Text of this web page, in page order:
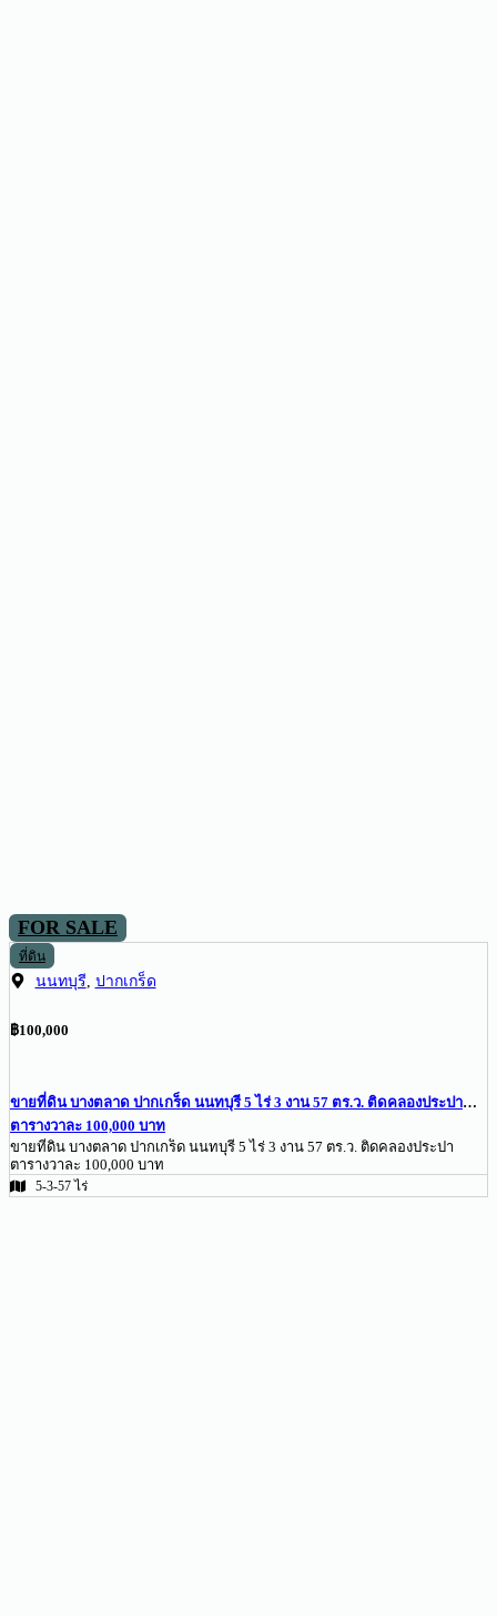
FOR SALE
ที่ดิน
นนทบุรี, ปากเกร็ด
฿100,000
ขายที่ดิน บางตลาด ปากเกร็ด นนทบุรี 5 ไร่ 3 งาน 57 ตร.ว. ติดคลองประปา
ตารางวาละ 100,000 บาท
ขายที่ดิน บางตลาด ปากเกร็ด นนทบุรี 5 ไร่ 3 งาน 57 ตร.ว. ติดคลองประปา
ตารางวาละ 100,000 บาท
5-3-57 ไร่